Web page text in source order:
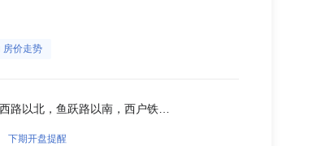
房价走势
下期开盘提醒